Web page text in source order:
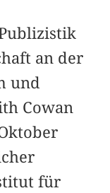
an der
und
Cowan
für